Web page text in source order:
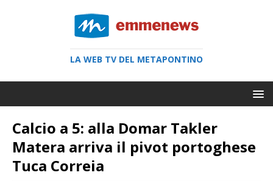
LA WEB TV DEL METAPONTINO
Calcio a 5: alla Domar Takler
Matera arriva il pivot portoghese
Tuca Correia